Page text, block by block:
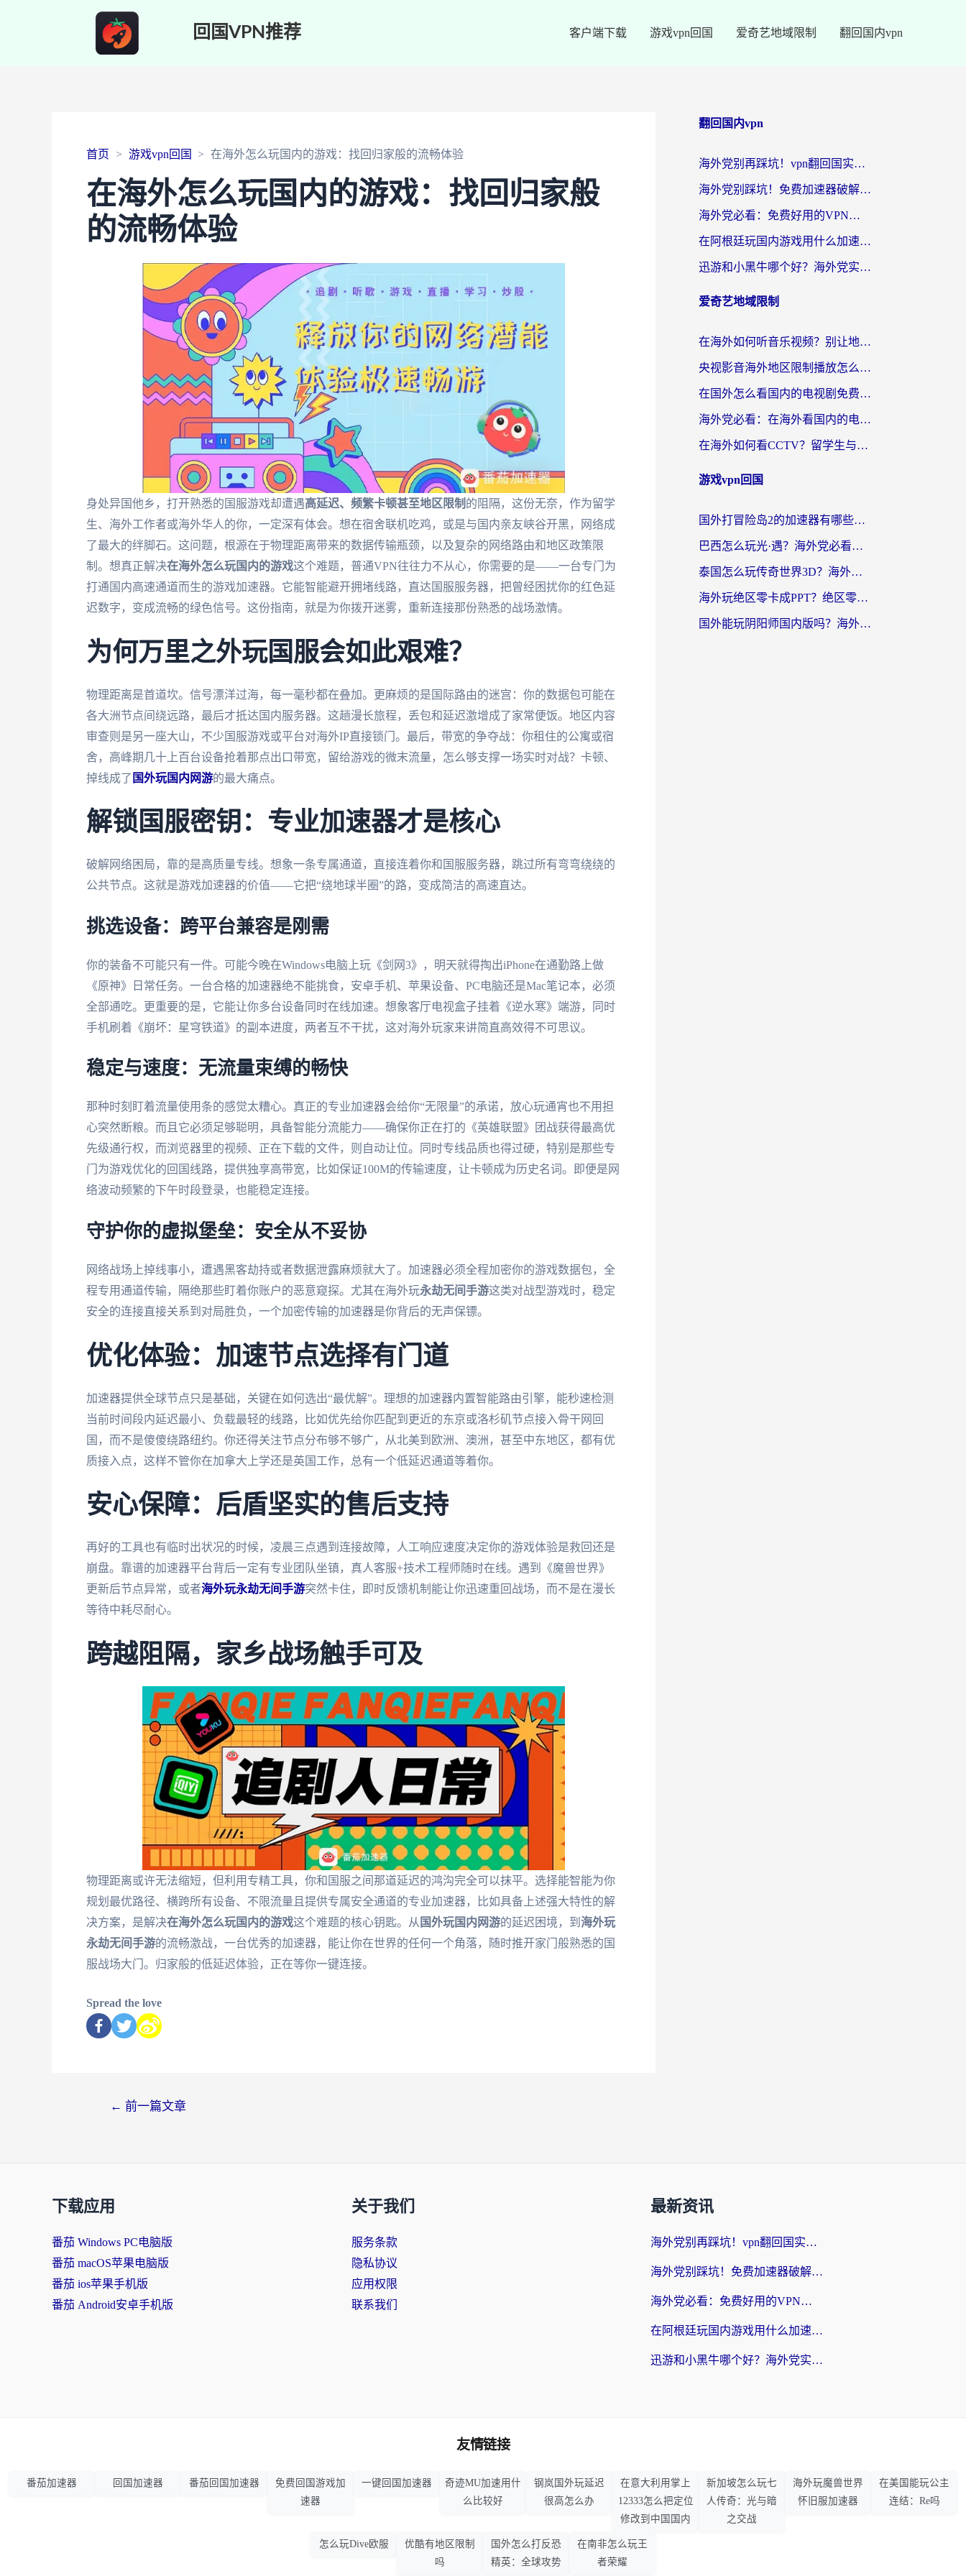
回国VPN推荐 客户端下载 游戏vpn回国 爱奇艺地域限制 翻回国内vpn
首页 游戏vpn回国 在海外怎么玩国内的游戏：找回归家般的流畅体验
在海外怎么玩国内的游戏：找回归家般
的流畅体验
身处异国他乡，打开熟悉的国服游戏却遭遇高延迟、频繁卡顿甚至地区限制 的阻隔，这份无奈，作为留学
生、海外工作者或海外华人的你，一定深有体会。想在宿舍联机吃鸡，或是与国内亲友峡谷开黑，网络成
了最大的绊脚石。这问题，根源在于物理距离带来的数据传输瓶颈，以及复杂的网络路由和地区政策限
制。想真正解决在海外怎么玩国内的游戏这个难题，普通VPN往往力不从心，你需要的是——一台专门为
打通国内高速通道而生的游戏加速器。它能智能避开拥堵线路，直达国服服务器，把曾经困扰你的红色延
迟数字，变成流畅的绿色信号。这份指南，就是为你拨开迷雾，重新连接那份熟悉的战场激情。
为何万里之外玩国服会如此艰难？
物理距离是首道坎。信号漂洋过海，每一毫秒都在叠加。更麻烦的是国际路由的迷宫：你的数据包可能在
各大洲节点间绕远路，最后才抵达国内服务器。这趟漫长旅程，丢包和延迟激增成了家常便饭。地区内容
审查则是另一座大山，不少国服游戏或平台对海外IP直接锁门。最后，带宽的争夺战：你租住的公寓或宿
舍，高峰期几十上百台设备抢着那点出口带宽，留给游戏的微末流量，怎么够支撑一场实时对战？卡顿、
掉线成了 国外玩国内网游的最大痛点。
解锁国服密钥：专业加速器才是核心
破解网络困局，靠的是高质量专线。想象一条专属通道，直接连着你和国服服务器，跳过所有弯弯绕绕的
公共节点。这就是游戏加速器的价值——它把“绕地球半圈”的路，变成简洁的高速直达。
挑选设备：跨平台兼容是刚需
你的装备不可能只有一件。可能今晚在Windows电脑上玩《剑网3》，明天就得掏出iPhone在通勤路上做
《原神》日常任务。一台合格的加速器绝不能挑食，安卓手机、苹果设备、PC电脑还是Mac笔记本，必须
全部通吃。更重要的是，它能让你多台设备同时在线加速。想象客厅电视盒子挂着《逆水寒》端游，同时
手机刷着《崩坏：星穹铁道》的副本进度，两者互不干扰，这对海外玩家来讲简直高效得不可思议。
稳定与速度：无流量束缚的畅快
那种时刻盯着流量使用条的感觉太糟心。真正的专业加速器会给你“无限量”的承诺，放心玩通宵也不用担
心突然断粮。而且它必须足够聪明，具备智能分流能力——确保你正在打的《英雄联盟》团战获得最高优
先级通行权，而浏览器里的视频、正在下载的文件，则自动让位。同时专线品质也得过硬，特别是那些专
门为游戏优化的回国线路，提供独享高带宽，比如保证100M的传输速度，让卡顿成为历史名词。即便是网
络波动频繁的下午时段登录，也能稳定连接。
守护你的虚拟堡垒：安全从不妥协
网络战场上掉线事小，遭遇黑客劫持或者数据泄露麻烦就大了。加速器必须全程加密你的游戏数据包，全
程专用通道传输，隔绝那些盯着你账户的恶意窥探。尤其在海外玩永劫无间手游这类对战型游戏时，稳定
安全的连接直接关系到对局胜负，一个加密传输的加速器是你背后的无声保镖。
优化体验：加速节点选择有门道
加速器提供全球节点只是基础，关键在如何选出“最优解”。理想的加速器内置智能路由引擎，能秒速检测
当前时间段内延迟最小、负载最轻的线路，比如优先给你匹配到更近的东京或洛杉矶节点接入骨干网回
国，而不是傻傻绕路纽约。你还得关注节点分布够不够广，从北美到欧洲、澳洲，甚至中东地区，都有优
质接入点，这样不管你在加拿大上学还是英国工作，总有一个低延迟通道等着你。
安心保障：后盾坚实的售后支持
再好的工具也有临时出状况的时候，凌晨三点遇到连接故障，人工响应速度决定你的游戏体验是救回还是
崩盘。靠谱的加速器平台背后一定有专业团队坐镇，真人客服+技术工程师随时在线。遇到《魔兽世界》
更新后节点异常，或者海外玩永劫无间手游突然卡住，即时反馈机制能让你迅速重回战场，而不是在漫长
等待中耗尽耐心。
跨越阻隔，家乡战场触手可及
物理距离或许无法缩短，但利用专精工具，你和国服之间那道延迟的鸿沟完全可以抹平。选择能智能为你
规划最优路径、横跨所有设备、不限流量且提供专属安全通道的专业加速器，比如具备上述强大特性的解
决方案，是解决在海外怎么玩国内的游戏这个难题的核心钥匙。从 国外玩国内网游的延迟困境，到 海外玩
永劫无间手游的流畅激战，一台优秀的加速器，能让你在世界的任何一个角落，随时推开家门般熟悉的国
服战场大门。归家般的低延迟体验，正在等你一键连接。
Spread the love
← 前一篇文章
翻回国内vpn
海外党别再踩坑！vpn翻回国实用指南——选对加速器，国内资源无缝用
海外党别踩坑！免费加速器破解版真的能用？教你无缝访问国内资源的正确姿势
海外党必看：免费好用的VPN？不如选对转国内加速器实现无缝追剧
在阿根廷玩国内游戏用什么加速器？3年海外党亲测实用指南
迅游和小黑牛哪个好？海外党实测指南，选对中国地址加速器才能无缝刷国内资源
爱奇艺地域限制
在海外如何听音乐视频？别让地域限制挡住你的华语旋律
央视影音海外地区限制播放怎么办？海外华人必看的追剧自由指南
在国外怎么看国内的电视剧免费？3个关键步骤+1款靠谱加速器帮你搞定
海外党必看：在海外看国内的电视剧的app选对了吗？3步解决地域限制烦恼
在海外如何看CCTV？留学生与海外华人的实用回国加速指南
游戏vpn回国
国外打冒险岛2的加速器有哪些？海外玩家国服畅玩全攻略（附实测推荐）
巴西怎么玩光·遇？海外党必看的国服游戏加速器选择指南（附3款热门游戏实测）
泰国怎么玩传奇世界3D？海外党国服游戏加速终极指南（附非洲欧洲热门游戏解决方案）
海外玩绝区零卡成PPT？绝区零加速器免费的推荐+实用技巧，附墨西哥玩谁是卧底美国玩和平精英攻略
国外能玩阴阳师国内版吗？海外党亲测有效的国服游戏加速指南
下载应用
番茄 Windows PC电脑版
番茄 macOS苹果电脑版
番茄 ios苹果手机版
番茄 Android安卓手机版
关于我们
服务条款
隐私协议
应用权限
联系我们
最新资讯
海外党别再踩坑！vpn翻回国实用指南——选对加速器，国内资源无缝用
海外党别踩坑！免费加速器破解版真的能用？教你无缝访问国内资源的正确姿势
海外党必看：免费好用的VPN？不如选对转国内加速器实现无缝追剧
在阿根廷玩国内游戏用什么加速器？3年海外党亲测实用指南
迅游和小黑牛哪个好？海外党实测指南，选对中国地址加速器才能无缝刷国内资源
友情链接
番茄加速器 回国加速器 番茄回国加速器
免费回国游戏加
速器
一键回国加速器
奇迹MU加速用什
么比较好
钢岚国外玩延迟
很高怎么办
在意大利用掌上
12333怎么把定位
修改到中国国内
新加坡怎么玩七
人传奇：光与暗
之交战
海外玩魔兽世界
怀旧服加速器
在美国能玩公主
连结：Re吗
怎么玩Dive欧服
优酷有地区限制
吗
国外怎么打反恐
精英：全球攻势
在南非怎么玩王
者荣耀